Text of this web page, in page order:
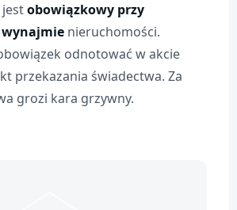
obowiązkowy przy
wynajmie nieruchomości.
odnotować w akcie
przekazania świadectwa. Za
grozi kara grzywny.